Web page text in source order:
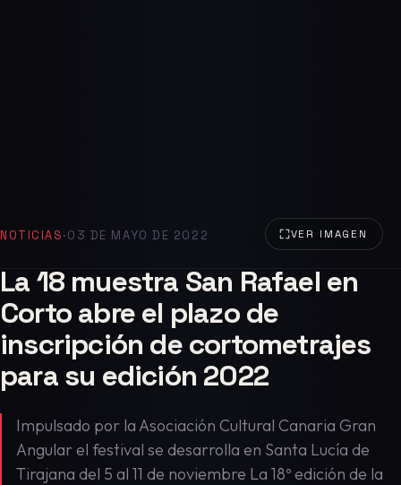
VER IMAGEN
NOTICIAS·03 DE MAYO DE 2022
La 18 muestra San Rafael en
Corto abre el plazo de
inscripción de cortometrajes
para su edición 2022
Impulsado por la Asociación Cultural Canaria Gran
Angular el festival se desarrolla en Santa Lucía de
Tirajana del 5 al 11 de noviembre La 18º edición de la